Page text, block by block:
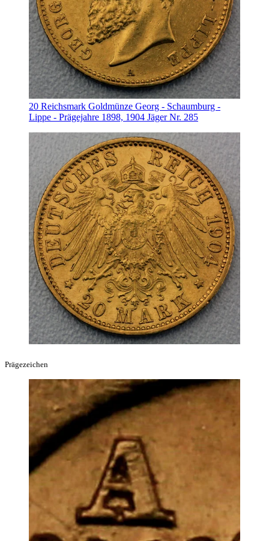
20 Reichsmark Goldmünze Georg - Schaumburg -
Lippe - Prägejahre 1898, 1904 Jäger Nr. 285
Prägezeichen